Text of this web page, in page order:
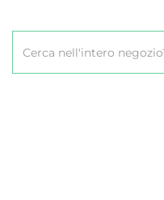
principale
Prodotto